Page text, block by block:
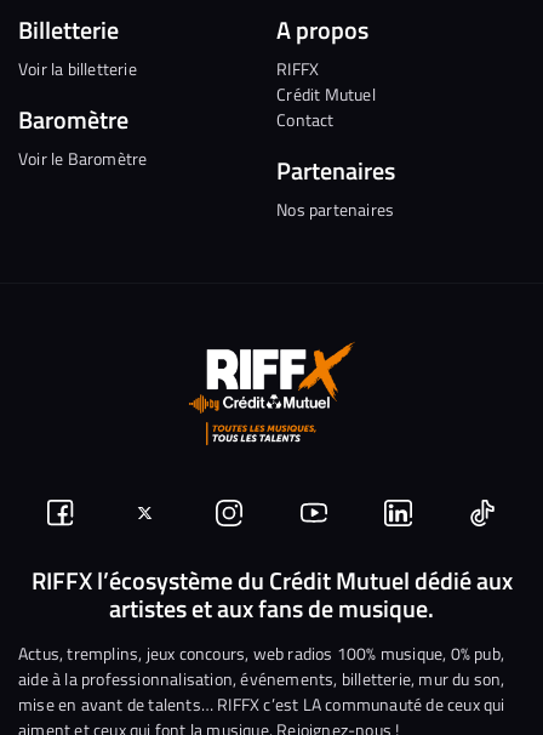
Billetterie
Voir la billetterie
Baromètre
Voir le Baromètre
A propos
RIFFX
Crédit Mutuel
Contact
Partenaires
Nos partenaires
Suivez-
nous
Facebook
Suivez-
nous
sur
Twitter
Nous
rejoindre
sur
Instagram
Nous
rejoindre
sur
YouTube
Nous
rejoindre
sur
Linkedin
Nous
RIFFX l’écosystème du Crédit Mutuel dédié aux
artistes et aux fans de musique.
Actus, tremplins, jeux concours, web radios 100% musique, 0% pub,
aide à la professionnalisation, événements, billetterie, mur du son,
mise en avant de talents… RIFFX c’est LA communauté de ceux qui
aiment et ceux qui font la musique. Rejoignez-nous !